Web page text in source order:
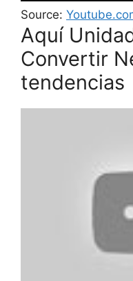
Source:
Aquí
Convertir
tendencias